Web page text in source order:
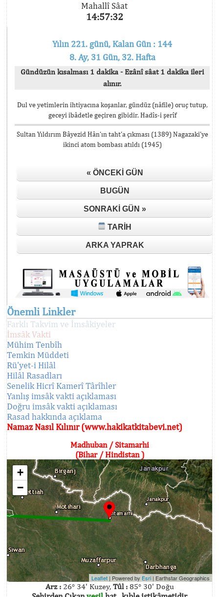
Mahallî Sâat
14:57:32
Yılın 221. günü, Kalan Gün : 144
8. Ay, 31 Gün, 32. Hafta
Gündüzün kısalması 1 dakika - Ezânî sâat 1 dakika ileri
alınır.
Dul ve yetimlerin ihtiyacına koşanlar, gündüz (nâfile) oruç tutup,
geceyi ibâdetle geçiren gibidir. Hadîs-i şerîf
Sultan Yıldırım Bâyezid Hân’ın taht’a çıkması (1389) Nagazaki’ye
ikinci atom bombası atıldı (1945)
« ÖNCEKI GÜN
BUGÜN
SONRAKI GÜN »
TARIH
ARKA YAPRAK
Önemli Linkler
Farklı Takvim ve İmsâkiyeler
İmsâk Vakti
Mühim Tenbîh
Temkin Müddeti
Rü'yet-i Hilâl
Hilâl Rasadları
Senelik Hicrî Kamerî Târîhler
Yanlış imsâk vakti açıklaması
Doğru imsâk vakti açıklaması
Rasad hakkında açıklama
Namaz Nasıl Kılınır (www.hakikatkitabevi.net)
Madhuban / Sitamarhi
(Bihar / Hindistan )
+
−
Leaflet | Powered by Esri | Earthstar Geographics
Arz :26° 34' Kuzey, Tûl :85° 30' Doğu